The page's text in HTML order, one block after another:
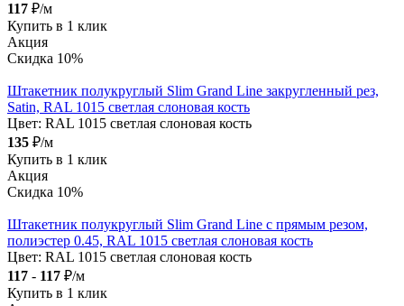
117 ₽/м
Купить в 1 клик
Акция
Скидка 10%
Штакетник полукруглый Slim Grand Line закругленный рез,
Satin, RAL 1015 светлая слоновая кость
Цвет: RAL 1015 светлая слоновая кость
135 ₽/м
Купить в 1 клик
Акция
Скидка 10%
Штакетник полукруглый Slim Grand Line с прямым резом,
полиэстер 0.45, RAL 1015 светлая слоновая кость
Цвет: RAL 1015 светлая слоновая кость
117 - 117 ₽/м
Купить в 1 клик